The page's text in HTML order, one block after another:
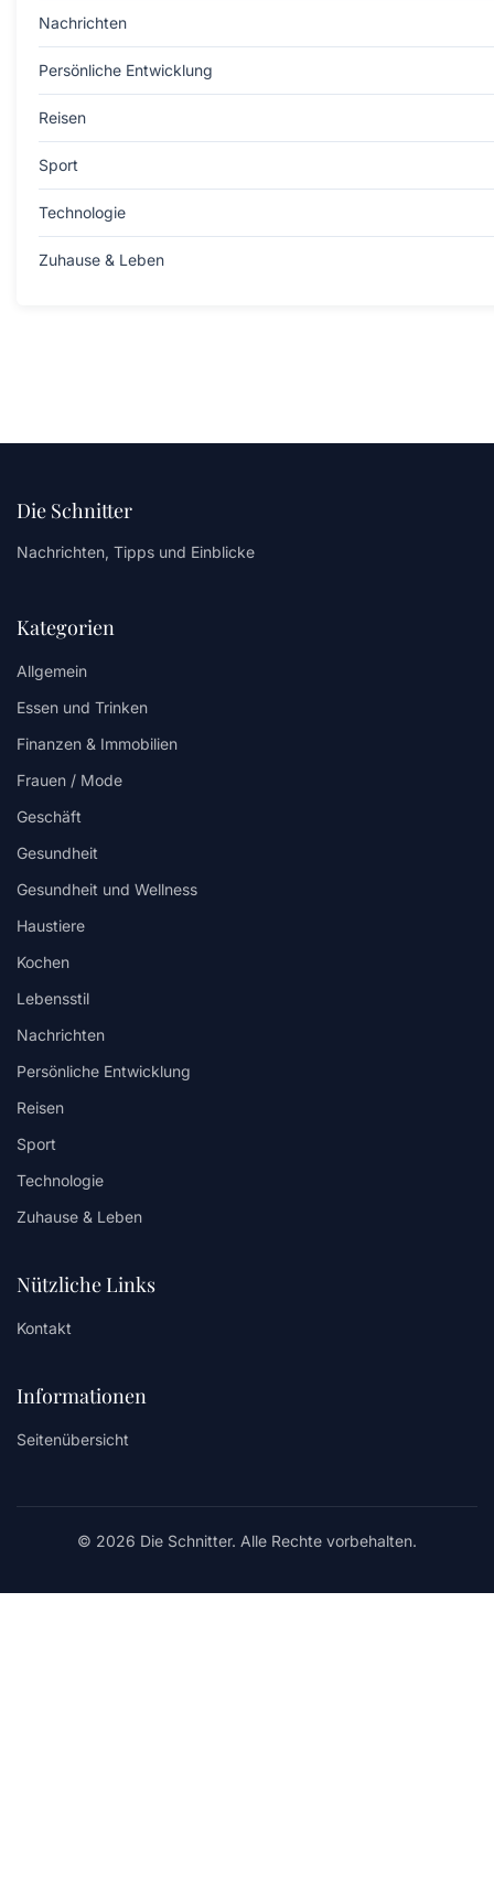
Nachrichten
Persönliche Entwicklung
Reisen
Sport
Technologie
Zuhause & Leben
Die Schnitter
Nachrichten, Tipps und Einblicke
Kategorien
Allgemein
Essen und Trinken
Finanzen & Immobilien
Frauen / Mode
Geschäft
Gesundheit
Gesundheit und Wellness
Haustiere
Kochen
Lebensstil
Nachrichten
Persönliche Entwicklung
Reisen
Sport
Technologie
Zuhause & Leben
Nützliche Links
Kontakt
Informationen
Seitenübersicht
© 2026 Die Schnitter. Alle Rechte vorbehalten.